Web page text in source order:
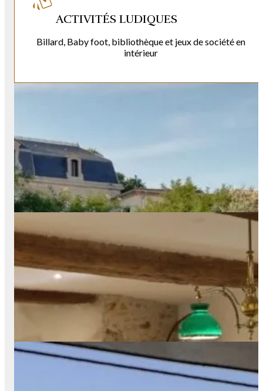
ACTIVITÉS LUDIQUES
Billard, Baby foot, bibliothèque et jeux de société en
intérieur